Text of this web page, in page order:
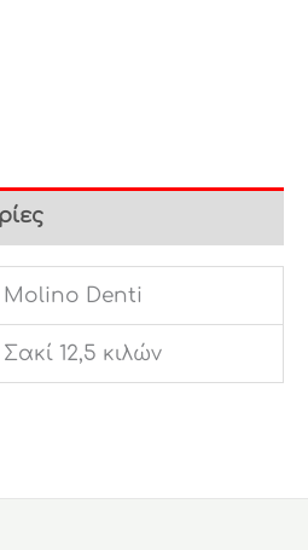
Molino Denti
Σακί 12,5 κιλών